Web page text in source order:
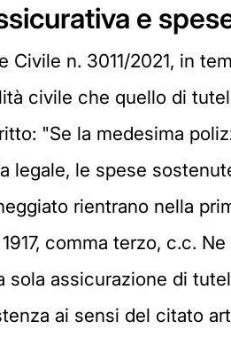
e
Civile n. 3011/2021, in
civile che quello di
"Se la medesima
legale, le spese
rientrano nella
comma terzo, c.c.
sola assicurazione di
ai sensi del citato